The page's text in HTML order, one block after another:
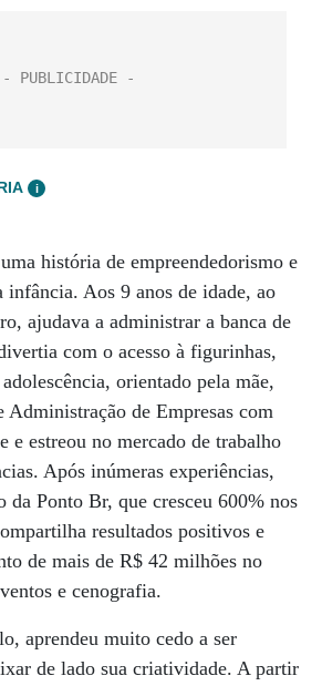
i
história de empreendedorismo e
infância. Aos 9 anos de idade, ao
ajudava a administrar a banca de
com o acesso à figurinhas,
orientado pela mãe,
Administração de Empresas com
e estreou no mercado de trabalho
Após inúmeras experiências,
da Ponto Br, que cresceu 600% nos
resultados positivos e
de mais de R$ 42 milhões no
e cenografia.
aprendeu muito cedo a ser
de lado sua criatividade. A partir